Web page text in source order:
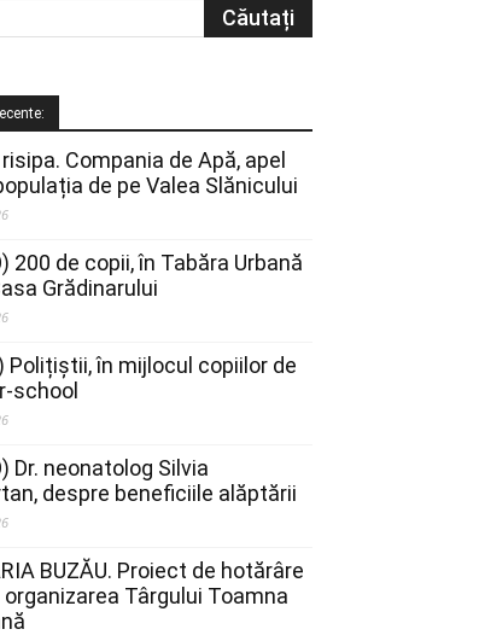
Compania de Apă, apel
de pe Valea Slănicului
200 de copii, în Tabăra Urbană
Grădinarului
Polițiștii, în mijlocul copiilor de
school
Dr. neonatolog Silvia
despre beneficiile alăptării
BUZĂU. Proiect de hotărâre
organizarea Târgului Toamna